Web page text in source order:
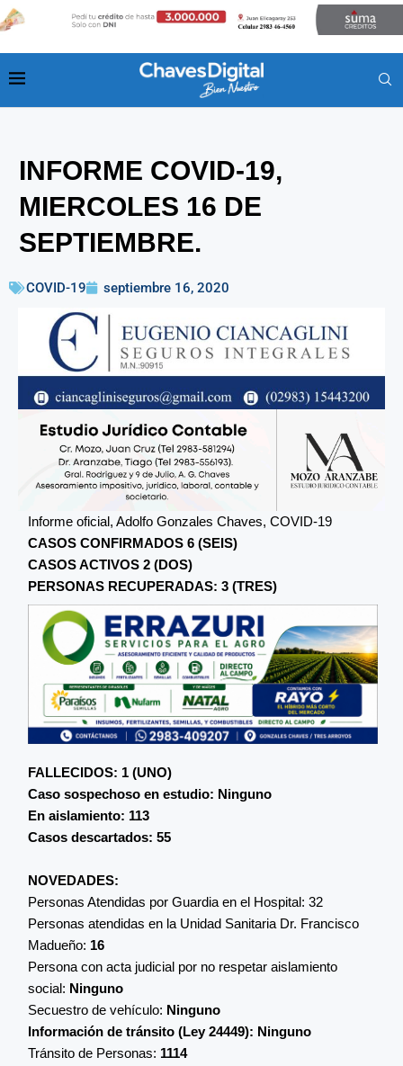
INFORME COVID-19,
MIERCOLES 16 DE
SEPTIEMBRE.
COVID-19 septiembre 16, 2020
Informe oficial, Adolfo Gonzales Chaves, COVID-19
CASOS CONFIRMADOS 6 (SEIS)
CASOS ACTIVOS 2 (DOS)
PERSONAS RECUPERADAS: 3 (TRES)
FALLECIDOS: 1 (UNO)
Caso sospechoso en estudio: Ninguno
En aislamiento: 113
Casos descartados: 55
NOVEDADES:
Personas Atendidas por Guardia en el Hospital: 32
Personas atendidas en la Unidad Sanitaria Dr. Francisco
Madueño: 16
Persona con acta judicial por no respetar aislamiento
social: Ninguno
Secuestro de vehículo: Ninguno
Información de tránsito (Ley 24449): Ninguno
Tránsito de Personas: 1114